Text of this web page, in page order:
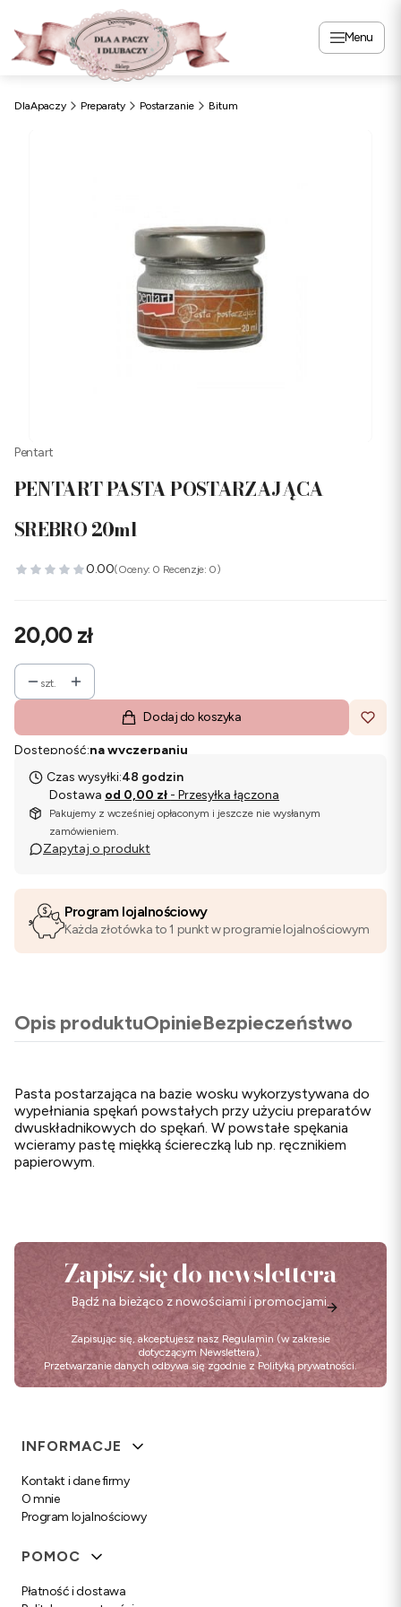
Menu
DlaApaczy Preparaty Postarzanie Bitum
Pentart
PENTART PASTA POSTARZAJĄCA
SREBRO 20ml
0.00(Oceny: 0 Recenzje: 0)
Cena
20,00 zł
szt.
Dodaj do koszyka
Dostępność:na wyczerpaniu
Czas wysyłki:48 godzin
Dostawa od 0,00 zł - Przesyłka łączona
Pakujemy z wcześniej opłaconym i jeszcze nie wysłanym
zamówieniem.
Zapytaj o produkt
Program lojalnościowy
Każda złotówka to 1 punkt w programie lojalnościowym
Opis produktuOpinieBezpieczeństwo
Pasta postarzająca na bazie wosku wykorzystywana do
wypełniania spękań powstałych przy użyciu preparatów
dwuskładnikowych do spękań. W powstałe spękania
wcieramy pastę miękką ściereczką lub np. ręcznikiem
papierowym.
Zapisz się do newslettera
Bądź na bieżąco z nowościami i promocjami.
Zapisując się, akceptujesz nasz Regulamin (w zakresie
dotyczącym Newslettera).
Przetwarzanie danych odbywa się zgodnie z Polityką prywatności.
Linki w stopce
INFORMACJE
Kontakt i dane firmy
O mnie
Program lojalnościowy
POMOC
Płatność i dostawa